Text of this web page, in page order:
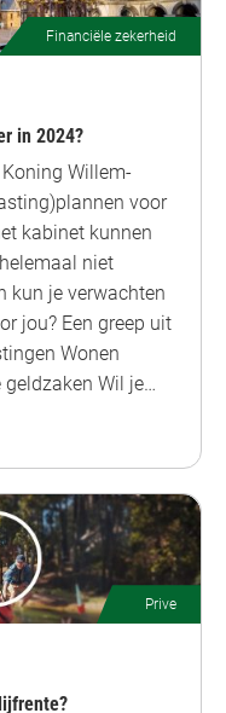
Financiële zekerheid
in 2024?
Willem-
voor
kabinet kunnen
niet
kun je verwachten
jou? Een greep uit
Wonen
geldzaken Wil je…
Prive